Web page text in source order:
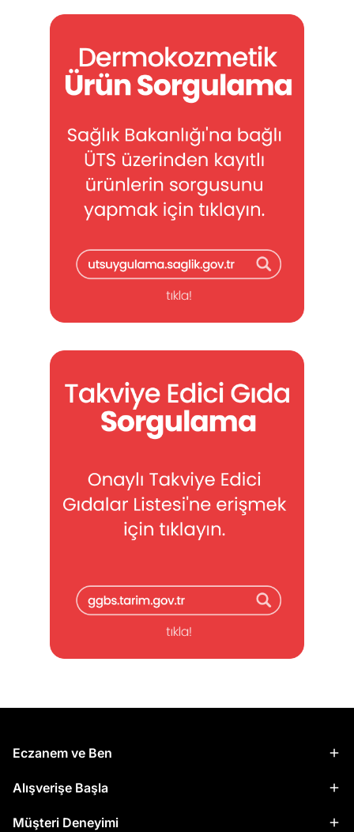
Eczanem ve Ben
Alışverişe Başla
Müşteri Deneyimi